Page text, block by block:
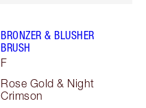
BRONZER & BLUSHER
BRUSH
F
Rose Gold & Night
Crimson